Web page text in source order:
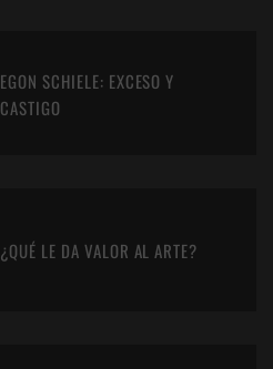
EGON SCHIELE: EXCESO Y
CASTIGO
¿QUÉ LE DA VALOR AL ARTE?